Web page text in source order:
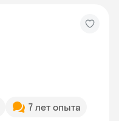
7 лет опыта